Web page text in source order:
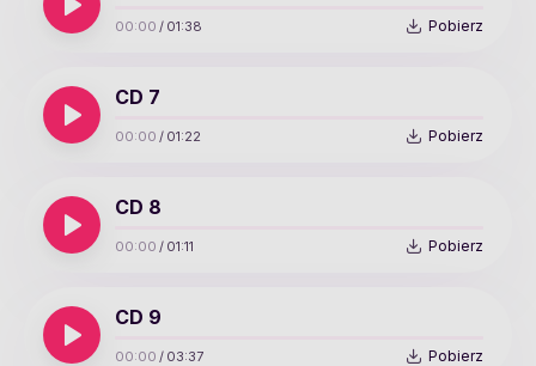
00:00 / 01:38 Pobierz
CD 7
00:00 / 01:22 Pobierz
CD 8
00:00 / 01:11 Pobierz
CD 9
00:00 / 03:37 Pobierz